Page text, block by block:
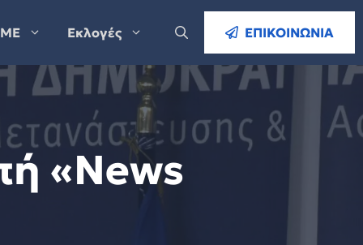
Εκλογές ΕΠΙΚΟΙΝΩΝΙΑ
«News